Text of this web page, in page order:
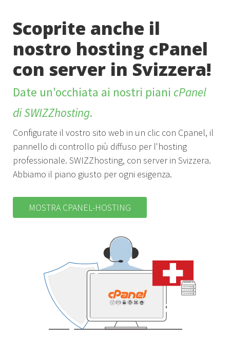
Scoprite anche il
nostro hosting cPanel
con server in Svizzera!
Date un'occhiata ai nostri piani cPanel
di SWIZZhosting.
Configurate il vostro sito web in un clic con Cpanel, il
pannello di controllo più diffuso per l'hosting
professionale. SWIZZhosting, con server in Svizzera.
Abbiamo il piano giusto per ogni esigenza.
MOSTRA CPANEL-HOSTING